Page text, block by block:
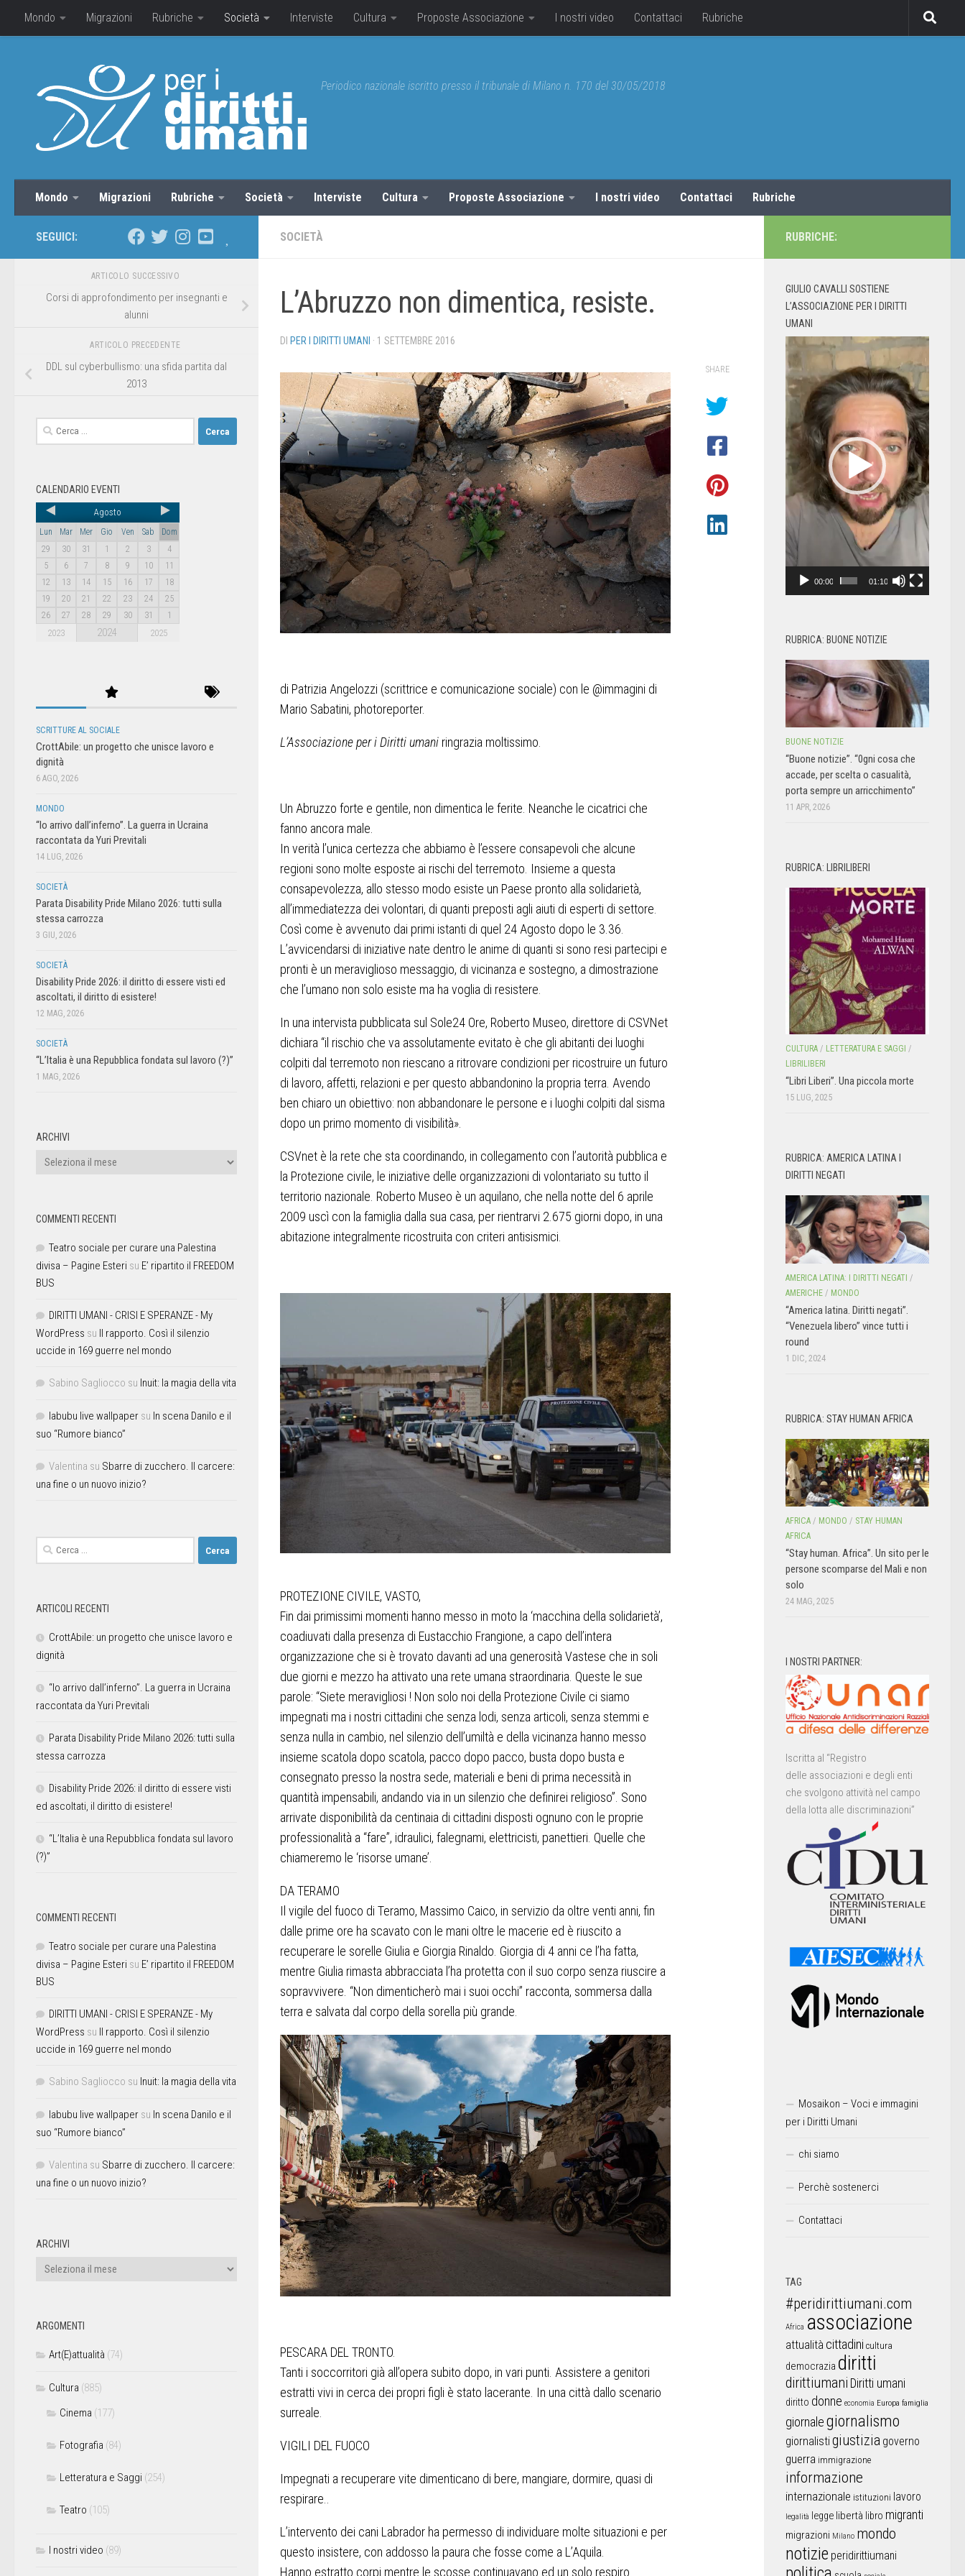
Mondo Migrazioni Rubriche Società Interviste Cultura Proposte Associazione I nostri video Contattaci Rubriche
Periodico nazionale iscritto presso il tribunale di Milano n. 170 del 30/05/2018
Mondo Migrazioni Rubriche Società Interviste Cultura Proposte Associazione I nostri video Contattaci Rubriche
SOCIETÀ
L’Abruzzo non dimentica, resiste.
DI PER I DIRITTI UMANI · 1 SETTEMBRE 2016
di Patrizia Angelozzi (scrittrice e comunicazione sociale) con le @immagini di
Mario Sabatini, photoreporter.
L’Associazione per i Diritti umani ringrazia moltissimo.
Un Abruzzo forte e gentile, non dimentica le ferite. Neanche le cicatrici che
fanno ancora male.
In verità l’unica certezza che abbiamo è l’essere consapevoli che alcune
regioni sono molte esposte ai rischi del terremoto. Insieme a questa
consapevolezza, allo stesso modo esiste un Paese pronto alla solidarietà,
all’immediatezza dei volontari, di quanti preposti agli aiuti di esperti di settore.
Così come è avvenuto dai primi istanti di quel 24 Agosto dopo le 3.36.
L’avvicendarsi di iniziative nate dentro le anime di quanti si sono resi partecipi e
pronti è un meraviglioso messaggio, di vicinanza e sostegno, a dimostrazione
che l’umano non solo esiste ma ha voglia di resistere.
In una intervista pubblicata sul Sole24 Ore, Roberto Museo, direttore di CSVNet
dichiara “il rischio che va assolutamente evitato è che gli abitanti dei luoghi
colpiti dal terremoto non riescano a ritrovare condizioni per ricostruire un futuro
di lavoro, affetti, relazioni e per questo abbandonino la propria terra. Avendo
ben chiaro un obiettivo: non abbandonare le persone e i luoghi colpiti dal sisma
dopo un primo momento di visibilità».
CSVnet è la rete che sta coordinando, in collegamento con l’autorità pubblica e
la Protezione civile, le iniziative delle organizzazioni di volontariato su tutto il
territorio nazionale. Roberto Museo è un aquilano, che nella notte del 6 aprile
2009 uscì con la famiglia dalla sua casa, per rientrarvi 2.675 giorni dopo, in una
abitazione integralmente ricostruita con criteri antisismici.
PROTEZIONE CIVILE, VASTO,
Fin dai primissimi momenti hanno messo in moto la ‘macchina della solidarietà’,
coadiuvati dalla presenza di Eustacchio Frangione, a capo dell’intera
organizzazione che si è trovato davanti ad una generosità Vastese che in soli
due giorni e mezzo ha attivato una rete umana straordinaria. Queste le sue
parole: “Siete meravigliosi ! Non solo noi della Protezione Civile ci siamo
impegnati ma i nostri cittadini che senza lodi, senza articoli, senza stemmi e
senza nulla in cambio, nel silenzio dell’umiltà e della vicinanza hanno messo
insieme scatola dopo scatola, pacco dopo pacco, busta dopo busta e
consegnato presso la nostra sede, materiali e beni di prima necessità in
quantità impensabili, andando via in un silenzio che definirei religioso”. Sono
arrivate disponibilità da centinaia di cittadini disposti ognuno con le proprie
professionalità a “fare”, idraulici, falegnami, elettricisti, panettieri. Quelle che
chiameremo le ‘risorse umane’.
DA TERAMO
Il vigile del fuoco di Teramo, Massimo Caico, in servizio da oltre venti anni, fin
dalle prime ore ha scavato con le mani oltre le macerie ed è riuscito a
recuperare le sorelle Giulia e Giorgia Rinaldo. Giorgia di 4 anni ce l’ha fatta,
mentre Giulia rimasta abbracciata l’ha protetta con il suo corpo senza riuscire a
sopravvivere. “Non dimenticherò mai i suoi occhi” racconta, sommersa dalla
terra e salvata dal corpo della sorella più grande.
PESCARA DEL TRONTO.
Tanti i soccorritori già all’opera subito dopo, in vari punti. Assistere a genitori
estratti vivi in cerca dei propri figli è stato lacerante. In una città dallo scenario
surreale.
VIGILI DEL FUOCO
Impegnati a recuperare vite dimenticano di bere, mangiare, dormire, quasi di
respirare..
L’intervento dei cani Labrador ha permesso di individuare molte situazioni e per
questo insistere, con addosso la paura che fosse come a L’Aquila.
Hanno estratto corpi mentre le scosse continuavano ed un solo respiro
SHARE
SEGUICI:
ARTICOLO SUCCESSIVO
Corsi di approfondimento per insegnanti e
alunni
ARTICOLO PRECEDENTE
DDL sul cyberbullismo: una sfida partita dal
2013
CALENDARIO EVENTI
Agosto
Lun Mar Mer Gio Ven Sab
Dom
29
30 31 1 2 3
4
5
6 7 8 9 10
11
12
13 14 15 16 17
18
19
20 21 22 23 24
25
26
27 28 29 30 31 1
2023 2024 2025
SCRITTURE AL SOCIALE
CrottAbile: un progetto che unisce lavoro e
dignità
6 AGO, 2026
MONDO
“Io arrivo dall’inferno”. La guerra in Ucraina
raccontata da Yuri Previtali
14 LUG, 2026
SOCIETÀ
Parata Disability Pride Milano 2026: tutti sulla
stessa carrozza
3 GIU, 2026
SOCIETÀ
Disability Pride 2026: il diritto di essere visti ed
ascoltati, il diritto di esistere!
12 MAG, 2026
SOCIETÀ
“L’Italia è una Repubblica fondata sul lavoro (?)”
1 MAG, 2026
ARCHIVI
COMMENTI RECENTI
Teatro sociale per curare una Palestina
divisa – Pagine Esteri su E’ ripartito il FREEDOM
BUS
DIRITTI UMANI - CRISI E SPERANZE - My
WordPress su Il rapporto. Così il silenzio
uccide in 169 guerre nel mondo
Sabino Sagliocco su Inuit: la magia della vita
labubu live wallpaper su In scena Danilo e il
suo “Rumore bianco”
Valentina su Sbarre di zucchero. Il carcere:
una fine o un nuovo inizio?
ARTICOLI RECENTI
CrottAbile: un progetto che unisce lavoro e
dignità
“Io arrivo dall’inferno”. La guerra in Ucraina
raccontata da Yuri Previtali
Parata Disability Pride Milano 2026: tutti sulla
stessa carrozza
Disability Pride 2026: il diritto di essere visti
ed ascoltati, il diritto di esistere!
“L’Italia è una Repubblica fondata sul lavoro
(?)”
COMMENTI RECENTI
Teatro sociale per curare una Palestina
divisa – Pagine Esteri su E’ ripartito il FREEDOM
BUS
DIRITTI UMANI - CRISI E SPERANZE - My
WordPress su Il rapporto. Così il silenzio
uccide in 169 guerre nel mondo
Sabino Sagliocco su Inuit: la magia della vita
labubu live wallpaper su In scena Danilo e il
suo “Rumore bianco”
Valentina su Sbarre di zucchero. Il carcere:
una fine o un nuovo inizio?
ARCHIVI
ARGOMENTI
Art(E)attualità (74)
Cultura (885)
Cinema (177)
Fotografia (84)
Letteratura e Saggi (254)
Teatro (105)
I nostri video (89)
RUBRICHE:
GIULIO CAVALLI SOSTIENE
L’ASSOCIAZIONE PER I DIRITTI
UMANI
Video
Player
00:00 01:10
RUBRICA: BUONE NOTIZIE
BUONE NOTIZIE
“Buone notizie”. “0gni cosa che
accade, per scelta o casualità,
porta sempre un arricchimento”
11 APR, 2026
RUBRICA: LIBRILIBERI
CULTURA / LETTERATURA E SAGGI /
LIBRILIBERI
“Libri Liberi”. Una piccola morte
15 LUG, 2025
RUBRICA: AMERICA LATINA I
DIRITTI NEGATI
AMERICA LATINA: I DIRITTI NEGATI /
AMERICHE / MONDO
“America latina. Diritti negati”.
“Venezuela libero” vince tutti i
round
1 DIC, 2024
RUBRICA: STAY HUMAN AFRICA
AFRICA / MONDO / STAY HUMAN
AFRICA
“Stay human. Africa”. Un sito per le
persone scomparse del Mali e non
solo
24 MAG, 2025
I NOSTRI PARTNER:
Iscritta al “Registro
delle associazioni e degli enti
che svolgono attività nel campo
della lotta alle discriminazioni”
Mosaikon – Voci e immagini
per i Diritti Umani
chi siamo
Perchè sostenerci
Contattaci
TAG
#peridirittiumani.com
Africa associazione
attualità cittadini cultura
democrazia diritti
dirittiumani Diritti umani
diritto donne economia Europa famiglia
giornalegiornalismo
giornalistigiustizia governo
guerra immigrazione
informazione
internazionale istituzioni lavoro
legalità legge libertà libro migranti
migrazioni Milano mondo
notizie peridirittiumani